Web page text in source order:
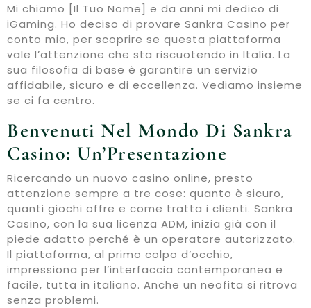
Mi chiamo [Il Tuo Nome] e da anni mi dedico di
iGaming. Ho deciso di provare Sankra Casino per
conto mio, per scoprire se questa piattaforma
vale l’attenzione che sta riscuotendo in Italia. La
sua filosofia di base è garantire un servizio
affidabile, sicuro e di eccellenza. Vediamo insieme
se ci fa centro.
Benvenuti Nel Mondo Di Sankra
Casino: Un’Presentazione
Ricercando un nuovo casino online, presto
attenzione sempre a tre cose: quanto è sicuro,
quanti giochi offre e come tratta i clienti. Sankra
Casino, con la sua licenza ADM, inizia già con il
piede adatto perché è un operatore autorizzato.
Il piattaforma, al primo colpo d’occhio,
impressiona per l’interfaccia contemporanea e
facile, tutta in italiano. Anche un neofita si ritrova
senza problemi.